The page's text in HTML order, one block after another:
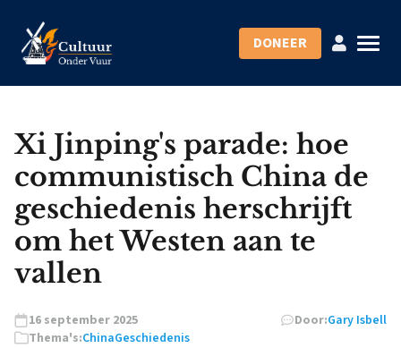
DONEER
Xi Jinping's parade: hoe
communistisch China de
geschiedenis herschrijft
om het Westen aan te
vallen
16 september 2025 Door:Gary Isbell
Thema's:ChinaGeschiedenis